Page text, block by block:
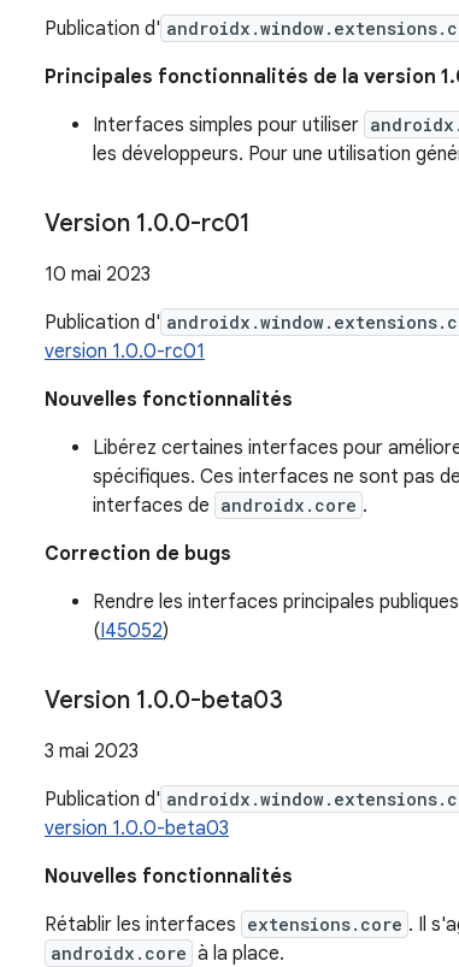
Publication d'
Principales fonctionnalités de la version
Interfaces simples pour utiliser
les développeurs. Pour une utilisation
Version 1.0.0-rc01
10 mai 2023
Publication d'
version 1.0.0-rc01
Nouvelles fonctionnalités
Libérez certaines interfaces pour
spécifiques. Ces interfaces ne sont pas
interfaces de androidx.core .
Correction de bugs
Rendre les interfaces principales
(I45052)
Version 1.0.0-beta03
3 mai 2023
Publication d'
version 1.0.0-beta03
Nouvelles fonctionnalités
Rétablir les interfaces extensions.core . Il
androidx.core à la place.